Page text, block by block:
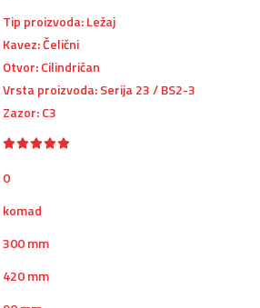
Tip proizvoda: Ležaj
Kavez: Čelični
Otvor: Cilindričan
Vrsta proizvoda: Serija 23 / BS2-3
Zazor: C3
0
komad
300 mm
420 mm